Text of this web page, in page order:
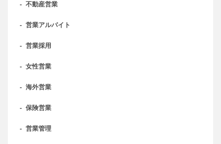
- 不動産営業
- 営業アルバイト
- 営業採用
- 女性営業
- 海外営業
- 保険営業
- 営業管理